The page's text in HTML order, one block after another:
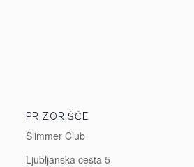
PRIZORIŠČE
Slimmer Club
Ljubljanska cesta 5